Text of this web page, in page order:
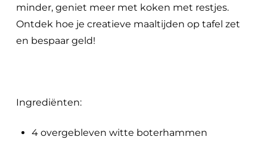
minder, geniet meer met koken met restjes.
Ontdek hoe je creatieve maaltijden op tafel zet
en bespaar geld!
Ingrediënten:
4 overgebleven witte boterhammen